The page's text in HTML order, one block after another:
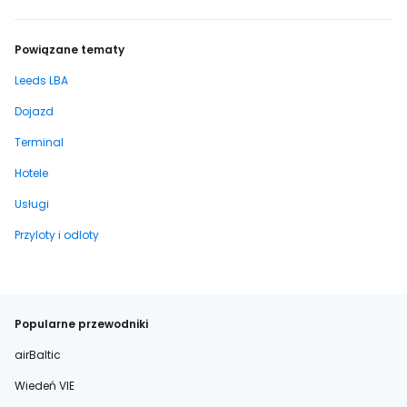
Powiązane tematy
Leeds LBA
Dojazd
Terminal
Hotele
Usługi
Przyloty i odloty
Popularne przewodniki
airBaltic
Wiedeń VIE